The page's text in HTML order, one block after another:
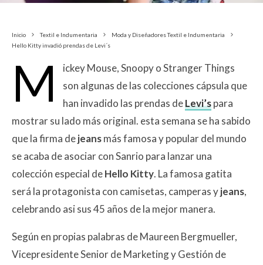
Inicio Textil e Indumentaria
Moda y Diseñadores Textil e Indumentaria
Hello Kitty invadió prendas de Levi´s
M
ickey Mouse, Snoopy o Stranger Things
son algunas de las colecciones cápsula que
han invadido las prendas deLevi’spara
mostrar su lado más original. esta semana se ha sabido
que la firma dejeansmás famosa y popular del mundo
se acaba de asociar con Sanrio para lanzar una
colección especial deHello Kitty. La famosa gatita
será la protagonista con camisetas, camperas yjeans,
celebrando asi sus 45 años de la mejor manera.
Según en propias palabras de Maureen Bergmueller,
Vicepresidente Senior de Marketing y Gestión de